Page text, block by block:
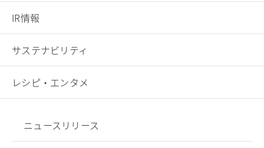
IR情報
サステナビリティ
レシピ・エンタメ
ニュースリリース